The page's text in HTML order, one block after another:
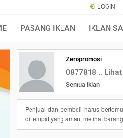
LOGIN
PASANG IKLAN IKLAN
Zeropromosi
0877818 ..
Semua iklan
Penjual dan pembeli harus
di tempat yang aman, melihat